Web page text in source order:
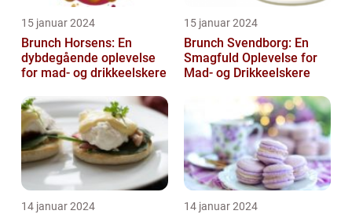
15 januar 2024
Brunch Horsens: En
dybdegående oplevelse
for mad- og drikkeelskere
15 januar 2024
Brunch Svendborg: En
Smagfuld Oplevelse for
Mad- og Drikkeelskere
14 januar 2024 14 januar 2024